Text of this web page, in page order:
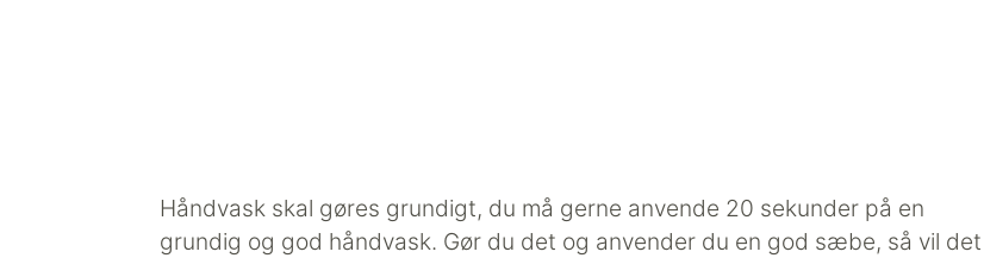
Håndvask skal gøres grundigt, du må gerne anvende 20 sekunder på en
grundig og god håndvask. Gør du det og anvender du en god sæbe, så vil det